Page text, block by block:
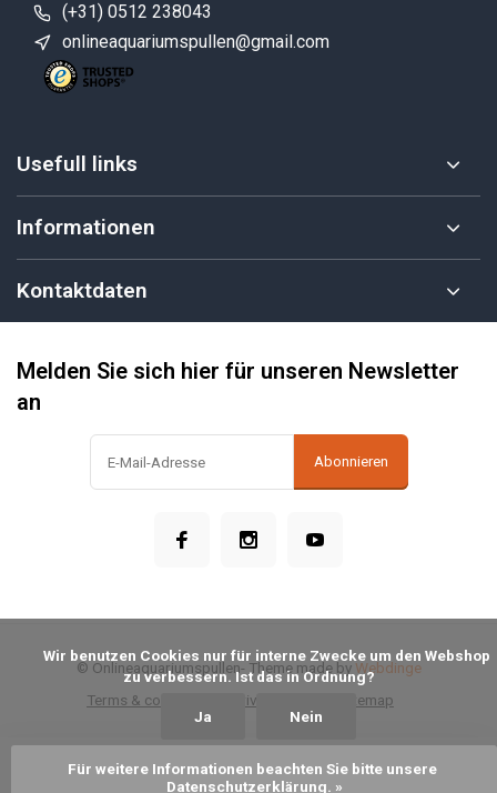
Zum Warenkorb hinzufügen
(+31) 0512 238043
onlineaquariumspullen@gmail.com
Usefull links
Informationen
Kontaktdaten
Melden Sie sich hier für unseren Newsletter
an
Abonnieren
Terms & conditions Privacy Policy Sitemap
© Onlineaquariumspullen- Theme made by Webdinge
zu verbessern. Ist das in Ordnung?
Ja Nein
Für weitere Informationen beachten Sie bitte unsere
Datenschutzerklärung. »